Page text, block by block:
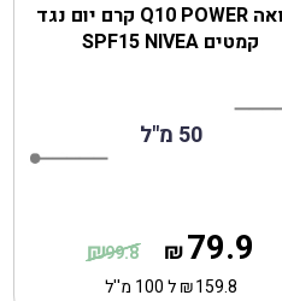
ניוואה Q10 POWER קרם יום נגד
קמטים SPF15 NIVEA
50 מ"ל
79.9
₪
99.8
₪
159.8
₪ל 100 מ''ל